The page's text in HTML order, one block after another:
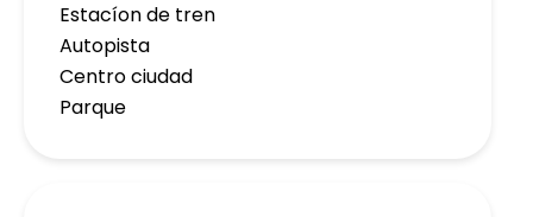
Estacíon de tren
Autopista
Centro ciudad
Parque